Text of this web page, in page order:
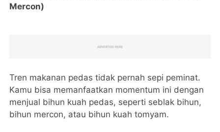
Mercon)
Tren makanan pedas tidak pernah sepi peminat.
Kamu bisa memanfaatkan momentum ini dengan
menjual bihun kuah pedas, seperti seblak bihun,
bihun mercon, atau bihun kuah tomyam.